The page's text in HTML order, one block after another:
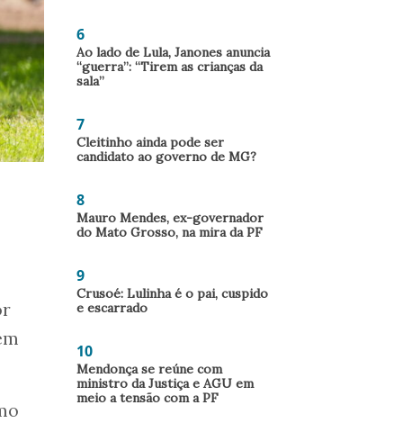
6
Ao lado de Lula, Janones anuncia
“guerra”: “Tirem as crianças da
sala”
7
Cleitinho ainda pode ser
candidato ao governo de MG?
8
Mauro Mendes, ex-governador
do Mato Grosso, na mira da PF
9
Crusoé: Lulinha é o pai, cuspido
e escarrado
10
Mendonça se reúne com
ministro da Justiça e AGU em
meio a tensão com a PF